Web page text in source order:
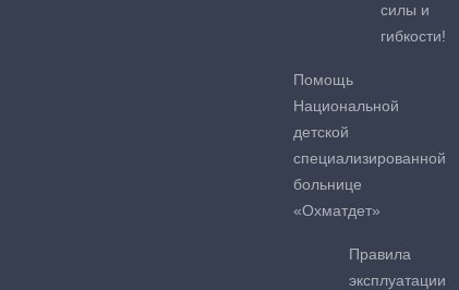
силы и
гибкости!
Помощь
Национальной
детской
специализированной
больнице
«Охматдет»
Правила
эксплуатации